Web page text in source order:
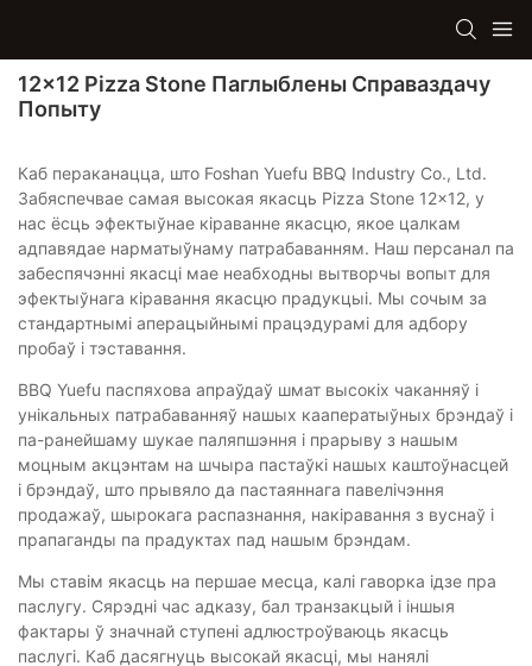
12x12 Pizza Stone Паглыблены Справаздачу
Попыту
Каб пераканацца, што Foshan Yuefu BBQ Industry Co., Ltd.
Забяспечвае самая высокая якасць Pizza Stone 12x12, у
нас ёсць эфектыўнае кіраванне якасцю, якое цалкам
адпавядае нарматыўнаму патрабаванням. Наш персанал па
забеспячэнні якасці мае неабходны вытворчы вопыт для
эфектыўнага кіравання якасцю прадукцыі. Мы сочым за
стандартнымі аперацыйнымі працэдурамі для адбору
пробаў і тэставання.
BBQ Yuefu паспяхова апраўдаў шмат высокіх чаканняў і
унікальных патрабаванняў нашых кааператыўных брэндаў і
па-ранейшаму шукае паляпшэння і прарыву з нашым
моцным акцэнтам на шчыра пастаўкі нашых каштоўнасцей
і брэндаў, што прывяло да пастаяннага павелічэння
продажаў, шырокага распазнання, накіравання з вуснаў і
прапаганды па прадуктах пад нашым брэндам.
Мы ставім якасць на першае месца, калі гаворка ідзе пра
паслугу. Сярэдні час адказу, бал транзакцый і іншыя
фактары ў значнай ступені адлюстроўваюць якасць
паслугі. Каб дасягнуць высокай якасці, мы нанялі